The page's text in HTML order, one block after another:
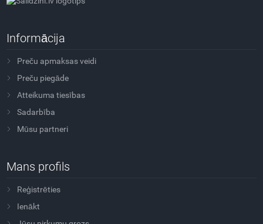
Informācija
Preču apmaksas veidi
Preču piegāde
Atteikuma tiesības
Sadarbība
Mūsu partneri
Mans profils
Reģistrēties
Ienākt